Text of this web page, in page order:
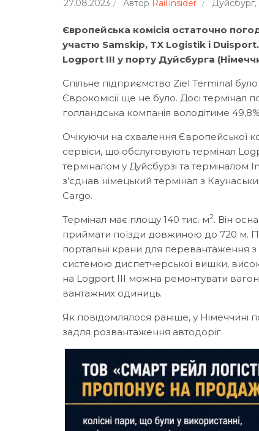
27.08.2023 Автор Rail.insider Дуйсбург,
Європейська комісія остаточно
участю Samskip, TX Logistik і Duisport.
Logport III у порту Дуйсбурга
Спільне підприємство Ziel Terminal
Єврокомісії ще не було. Досі термінал
голландська компанія володітиме
Очікуючи на схвалення Європейської
сервіси, що обслуговують термінал
терміналом у Дуйсбурзі та терміналом
з’єднав німецький термінал з
Cargo.
Термінал має площу 140 тис. м2. Він
приймати поїзди довжиною до 720 м.
портальні крани для перевантаження
системою диспетчерської вишки,
на Logport III можна ремонтувати
вантажних одиниць.
Як повідомлялося раніше, у Німеччині
задля розвантаження автодоріг.